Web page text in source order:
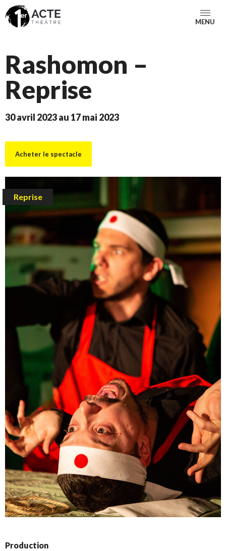
MENU
Rashomon –
Reprise
30 avril 2023 au 17 mai 2023
Acheter le spectacle
Reprise
Production